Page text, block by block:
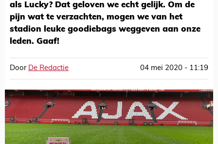
als Lucky? Dat geloven we echt gelijk. Om de
pijn wat te verzachten, mogen we van het
stadion leuke goodiebags weggeven aan onze
leden. Gaaf!
Door De Redactie 04 mei 2020 - 11:19